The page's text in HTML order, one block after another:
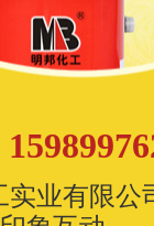
业有限公